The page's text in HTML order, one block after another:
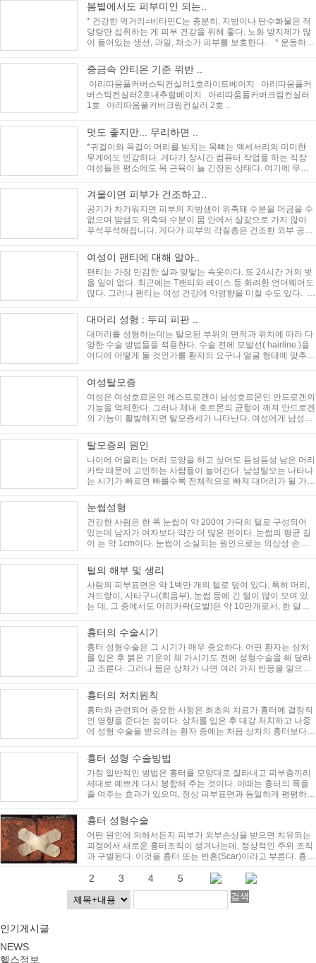
봄볕에서도 피부미인 되는..
* 건강한 먹거리=비타민C는 충분히, 지방이나 탄수화물은 적
당량만 섭취하는 게 피부 건강을 위해 좋다. 노화 방지제가 많
이 들어있는 생선, 과일, 채소가 피부를 보호한다. * 운동하기
중금속 안티몬 기준 위반 ..
아리따움풀커버스틱컨실러1호라이트베이지 아리따움풀커
버스틱컨실러2호내추럴베이지 아리따움풀커버크림컨실러
1호 아리따움풀커버크림컨실러 2호 ..
멋도 좋지만... 무리하면 ..
*귀걸이와 목걸이 머리를 받치는 목뼈는 액세서리의 미미한
무게에도 민감하다. 게다가 장시간 컴퓨터 작업을 하는 직장
여성들은 평소에도 목 근육이 늘 긴장된 상태다. 여기에 무거
겨울이면 피부가 건조하고..
공기가 차가워지면 피부의 지방샘이 위축돼 수분을 머금을 수
없으며 땀샘도 위축돼 수분이 몸 안에서 살갗으로 가지 않아
푸석푸석해집니다. 게다가 피부의 각질층은 건조한 외부 공기
여성이 팬티에 대해 알아..
팬티는 가장 민감한 살과 맞닿는 속옷이다. 또 24시간 거의 벗
을 일이 없다. 최근에는 T팬티와 레이스 등 화려한 언더웨어도
많다. 그러나 팬티는 여성 건강에 악영향을 미칠 수도 있다.
대머리 성형 : 두피 피판 ..
대머리를 성형하는데는 탈모된 부위의 면적과 위치에 따라 다
양한 수술 방법들을 적용한다. 수술 전에 모발선( hairline )을
어디에 어떻게 둘 것인가를 환자의 요구나 얼굴 형태에 맞추어
여성탈모증
여성은 여성호르몬인 에스트로겐이 남성호르몬인 안드로겐의
기능을 억제한다. 그러나 체내 호르몬의 균형이 깨져 안드로겐
의 기능이 활발해지면 탈모증세가 나타난다. 여성에게 남성호
탈모증의 원인
나이에 어울리는 머리 모양을 하고 싶어도 듬성듬성 남은 머리
카락 때문에 고민하는 사람들이 늘어간다. 남성탈모는 나타나
는 시기가 빠르면 빠를수록 전체적으로 빠져 대머리가 될 가능
눈썹성형
건강한 사람은 한 쪽 눈썹이 약 200여 가닥의 털로 구성되어
있는데 남자가 여자보다 약간 더 많은 편이다. 눈썹의 평균 길
이 는 약 1cm이다. 눈썹이 소실되는 원인으로는 외상성 손상,
털의 해부 및 생리
사람의 피부표면은 약 1백만 개의 털로 덮여 있다. 특히 머리,
겨드랑이, 사타구니(회음부), 눈썹 등에 긴 털이 많이 모여 있
는 데, 그 중에서도 머리카락(모발)은 약 10만개로서, 한 달에
흉터의 수술시기
흉터 성형수술은 그 시기가 매우 중요하다. 어떤 환자는 상처
를 입은 후 붉은 기운이 채 가시기도 전에 성형수술을 해 달라
고 조른다. 그러나 몸은 상처가 나면 여러 가지 반응을 일으키
흉터의 처치원칙
흉터와 관련되어 중요한 사항은 최초의 치료가 흉터에 결정적
인 영향을 준다는 점이다. 상처를 입은 후 대강 처치하고 나중
에 성형 수술을 받으려는 환자 중에는 처음 상처의 흉터보다
흉터 성형 수술방법
가장 일반적인 방법은 흉터를 모양대로 잘라내고 피부층끼리
제대로 예쁘게 다시 봉합해 주는 것이다. 이때는 흉터의 폭을
줄 여주는 효과가 있으며, 정상 피부표면과 동일하게 평평하게
흉터 성형수술
어떤 원인에 의해서든지 피부가 외부손상을 받으면 치유되는
과정에서 새로운 흉터조직이 생겨나는데, 정상적인 주위 조직
과 구별된다. 이것을 흉터 또는 반흔(Scar)이라고 부른다. 흉터
2 3 4 5
검색
인기게시글
NEWS
헬스정보